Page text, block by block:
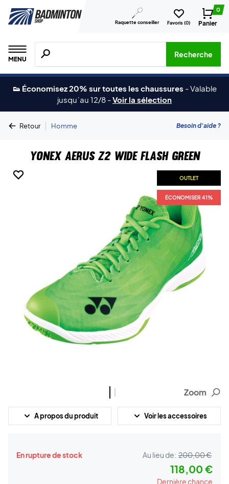
Raquette conseiller Favoris (0)
0
Panier
MENU
Recherche de produits, de marques, etc.
Recherche
👟 Économisez 20% sur toutes les chaussures -Valable
jusqu´au 12/8 -Voir la sélection
Retour | Homme Besoin d'aide ?
Yonex Aerus Z2 Wide Flash Green
OUTLET
ÉCONOMISER 41%
OUTLET
ÉCONOMISER 41%
Zoom
A propos du produit Voir les accessoires
En rupture de stock Au lieu de: 200,00 €
118,00 €
Dernière chance